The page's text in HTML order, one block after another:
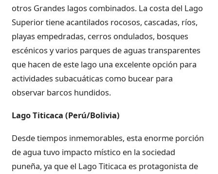
otros Grandes lagos combinados. La costa del Lago
Superior tiene acantilados rocosos, cascadas, ríos,
playas empedradas, cerros ondulados, bosques
escénicos y varios parques de aguas transparentes
que hacen de este lago una excelente opción para
actividades subacuáticas como bucear para
observar barcos hundidos.
Lago Titicaca (Perú/Bolivia)
Desde tiempos inmemorables, esta enorme porción
de agua tuvo impacto místico en la sociedad
puneña, ya que el Lago Titicaca es protagonista de